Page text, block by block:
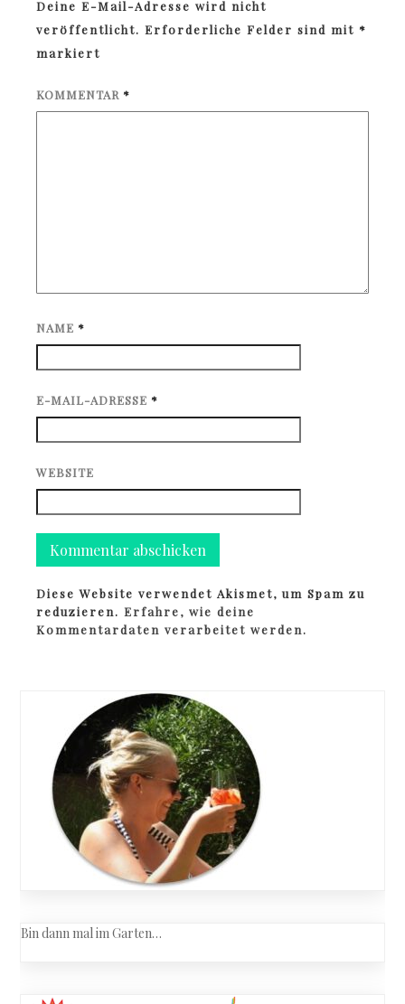
Deine E-Mail-Adresse wird nicht
veröffentlicht. Erforderliche Felder sind mit *
markiert
KOMMENTAR *
NAME *
E-MAIL-ADRESSE *
WEBSITE
Diese Website verwendet Akismet, um Spam zu
reduzieren.Erfahre, wie deine
Kommentardaten verarbeitet werden.
Bin dann mal im Garten…